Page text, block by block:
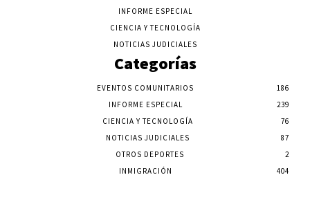
INFORME ESPECIAL
CIENCIA Y TECNOLOGÍA
NOTICIAS JUDICIALES
Categorías
EVENTOS COMUNITARIOS
186
INFORME ESPECIAL
239
CIENCIA Y TECNOLOGÍA
76
NOTICIAS JUDICIALES
87
OTROS DEPORTES
2
INMIGRACIÓN
404